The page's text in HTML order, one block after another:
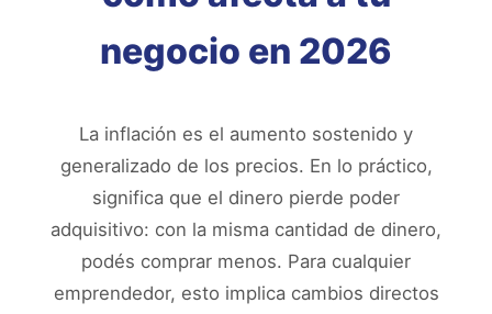
negocio en 2026
La inflación es el aumento sostenido y
generalizado de los precios. En lo práctico,
significa que el dinero pierde poder
adquisitivo: con la misma cantidad de dinero,
podés comprar menos. Para cualquier
emprendedor, esto implica cambios directos